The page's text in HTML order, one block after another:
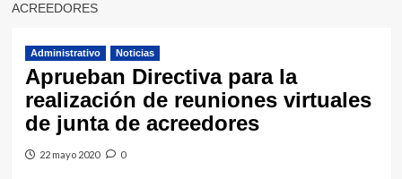
ACREEDORES
Administrativo Noticias
Aprueban Directiva para la
realización de reuniones virtuales
de junta de acreedores
22 mayo 2020 0